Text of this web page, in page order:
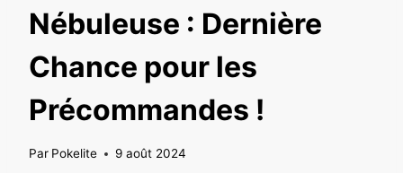
Nébuleuse : Dernière
Chance pour les
Précommandes !
Par Pokelite 9 août 2024